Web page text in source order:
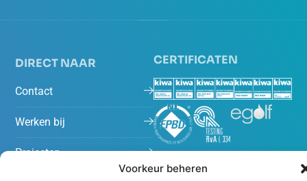
Voorkeur beheren
DIRECT NAAR
Contact
Werken bij
Projecten
CERTIFICATEN